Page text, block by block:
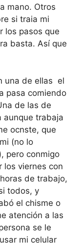
mano. Otros
si traia mi
los pasos que
basta. Así que
una de ellas el
pasa comiendo
de las de
aunque trabaja
ocnste, que
(no lo
pero conmigo
los viernes con
de trabajo,
todos, y
el chisme o
atención a las
se le
mi celular